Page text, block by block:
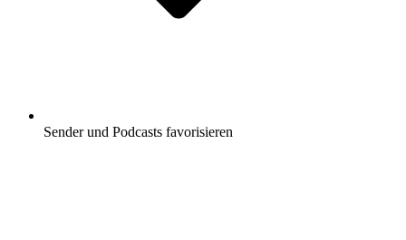
Sender und Podcasts favorisieren